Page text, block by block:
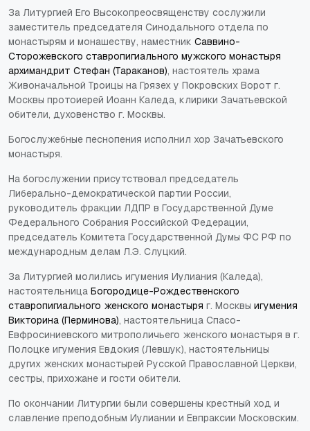
За Литургией Его Высокопреосвященству сослужили
заместитель председателя Синодального отдела по
монастырям и монашеству, наместник Саввино-
Сторожевского ставропигиального мужского монастыря
архимандрит Стефан (Тараканов), настоятель храма
Живоначальной Троицы на Грязех у Покровских Ворот г.
Москвы протоиерей Иоанн Каледа, клирики Зачатьевской
обители, духовенство г. Москвы.
Богослужебные песнопения исполнил хор Зачатьевского
монастыря.
На богослужении присутствовал председатель
Либерально-демократической партии России,
руководитель фракции ЛДПР в Государственной Думе
Федерального Собрания Российской Федерации,
председатель Комитета Государственной Думы ФС РФ по
международным делам Л.Э. Слуцкий.
За Литургией молились игумения Иулиания (Каледа),
настоятельница Богородице-Рождественского
ставропигиального женского монастыря г. Москвы игумения
Викторина (Перминова), настоятельница Спасо-
Евфросиниевского митрополичьего женского монастыря в г.
Полоцке игумения Евдокия (Левшук), настоятельницы
других женских монастырей Русской Православной Церкви,
сестры, прихожане и гости обители.
По окончании Литургии были совершены крестный ход и
славление преподобным Иулиании и Евпраксии Московским.